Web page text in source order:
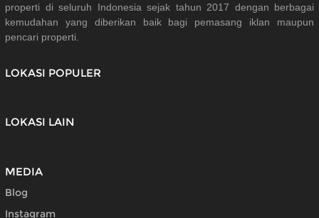
properti di seluruh Indonesia sejak tahun 2017 dengan berbagai
kemudahan yang diberikan baik bagi pemasang iklan maupun
pencari properti.
LOKASI POPULER
LOKASI LAIN
MEDIA
Blog
Instagram